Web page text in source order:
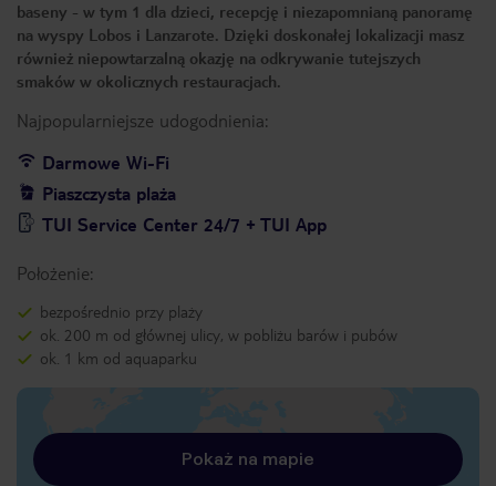
baseny - w tym 1 dla dzieci, recepcję i niezapomnianą panoramę
na wyspy Lobos i Lanzarote. Dzięki doskonałej lokalizacji masz
również niepowtarzalną okazję na odkrywanie tutejszych
smaków w okolicznych restauracjach.
Najpopularniejsze udogodnienia:
Darmowe Wi-Fi
Piaszczysta plaża
TUI Service Center 24/7 + TUI App
Położenie:
bezpośrednio przy plaży
ok. 200 m od głównej ulicy, w pobliżu barów i pubów
ok. 1 km od aquaparku
Pokaż na mapie